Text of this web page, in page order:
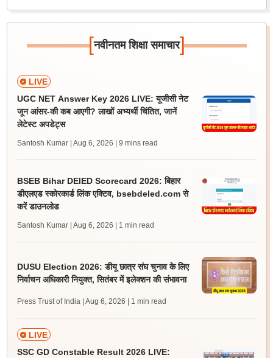
[नवीनतम शिक्षा समाचार]
LIVE
UGC NET Answer Key 2026 LIVE: यूजीसी नेट
जून आंसर-की कब आएगी? लाखों अभ्यर्थी चिंतित, जानें
लेटेस्ट अपडेट्स
Santosh Kumar | Aug 6, 2026 | 9 mins read
BSEB Bihar DElED Scorecard 2026: बिहार
डीएलएड स्कोरकार्ड लिंक एक्टिव, bsebdeled.com से
करें डाउनलोड
Santosh Kumar | Aug 6, 2026 | 1 min read
DUSU Election 2026: डीयू छात्र संघ चुनाव के लिए
निर्वाचन अधिकारी नियुक्त, सितंबर में इलेक्शन की संभावना
Press Trust of India | Aug 6, 2026 | 1 min read
LIVE
SSC GD Constable Result 2026 LIVE: